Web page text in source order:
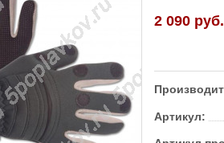
2 090 руб.
Артикул: